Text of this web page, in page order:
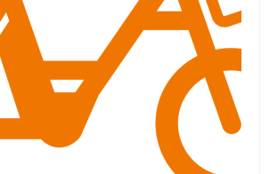
pamir / appia / belair / divide
familynext pro / 2026 / 100nm